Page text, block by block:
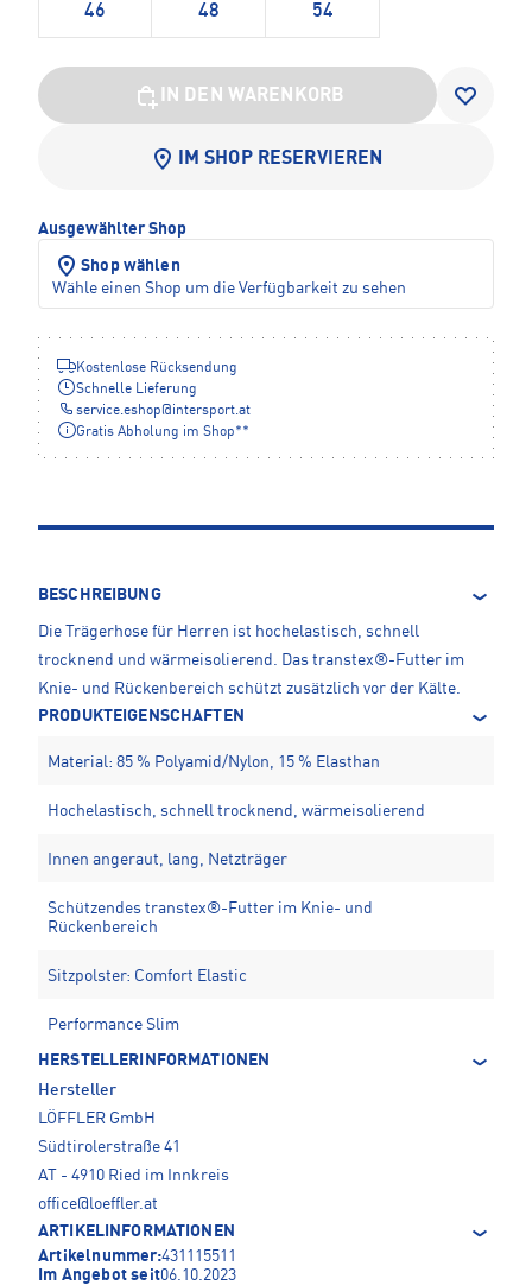
46 48 54
IN DEN WARENKORB
IM SHOP RESERVIEREN
Ausgewählter Shop
Shop wählen
Wähle einen Shop um die Verfügbarkeit zu sehen
Kostenlose Rücksendung
Schnelle Lieferung
service.eshop@intersport.at
Gratis Abholung im Shop**
BESCHREIBUNG
Die Trägerhose für Herren ist hochelastisch, schnell
trocknend und wärmeisolierend. Das transtex®-Futter im
Knie- und Rückenbereich schützt zusätzlich vor der Kälte.
PRODUKTEIGENSCHAFTEN
Material: 85 % Polyamid/Nylon, 15 % Elasthan
Hochelastisch, schnell trocknend, wärmeisolierend
Innen angeraut, lang, Netzträger
Schützendes transtex®-Futter im Knie- und
Rückenbereich
Sitzpolster: Comfort Elastic
Performance Slim
HERSTELLERINFORMATIONEN
Hersteller
LÖFFLER GmbH
Südtirolerstraße 41
AT - 4910 Ried im Innkreis
office@loeffler.at
ARTIKELINFORMATIONEN
Artikelnummer:431115511
Im Angebot seit06.10.2023